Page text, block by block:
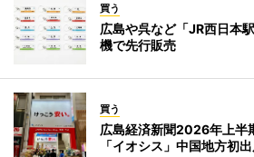
買う
広島や呉など「JR西日本
機で先行販売
買う
広島経済新聞2026年上半
「イオシス」中国地方初